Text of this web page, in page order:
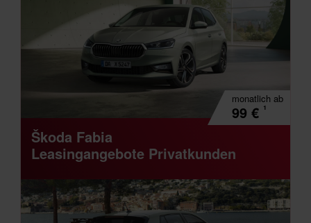
monatlich ab
99 € ¹
Škoda Fabia
Leasingangebote Privatkunden